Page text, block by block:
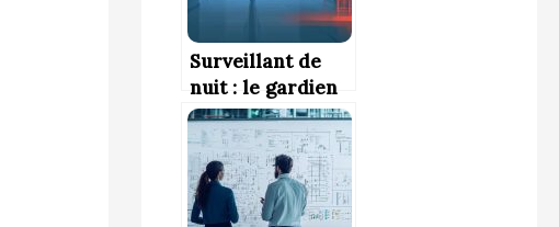
Surveillant de
nuit : le gardien
de la tranquillité
nocturne